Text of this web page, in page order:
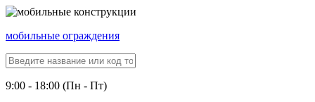
мобильные ограждения
9:00 - 18:00 (Пн - Пт)